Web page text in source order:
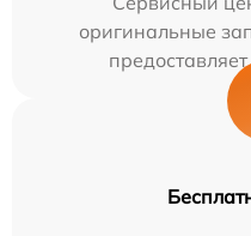
оригинальные